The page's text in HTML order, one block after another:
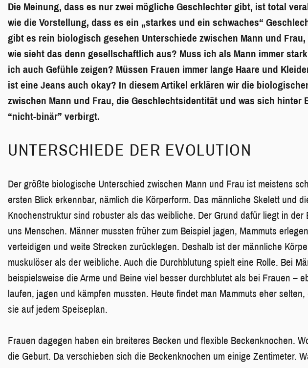
Die Meinung, dass es nur zwei mögliche Geschlechter gibt, ist total
wie die Vorstellung, dass es ein „starkes und ein schwaches“
gibt es rein biologisch gesehen Unterschiede zwischen Mann und Frau,
wie sieht das denn gesellschaftlich aus? Muss ich als Mann immer
ich auch Gefühle zeigen? Müssen Frauen immer lange Haare und
ist eine Jeans auch okay? In diesem Artikel erklären wir die
zwischen Mann und Frau, die Geschlechtsidentität und was sich hinter
“nicht-binär” verbirgt.
UNTERSCHIEDE DER EVOLUTION
Der größte biologische Unterschied zwischen Mann und Frau ist meistens
ersten Blick erkennbar, nämlich die Körperform. Das männliche Skelett und
Knochenstruktur sind robuster als das weibliche. Der Grund dafür liegt in der
uns Menschen. Männer mussten früher zum Beispiel jagen, Mammuts
verteidigen und weite Strecken zurücklegen. Deshalb ist der männliche
muskulöser als der weibliche. Auch die Durchblutung spielt eine Rolle. Bei
beispielsweise die Arme und Beine viel besser durchblutet als bei Frauen –
laufen, jagen und kämpfen mussten. Heute findet man Mammuts eher
sie auf jedem Speiseplan.
Frauen dagegen haben ein breiteres Becken und flexible Beckenknochen.
die Geburt. Da verschieben sich die Beckenknochen um einige Zentimeter.